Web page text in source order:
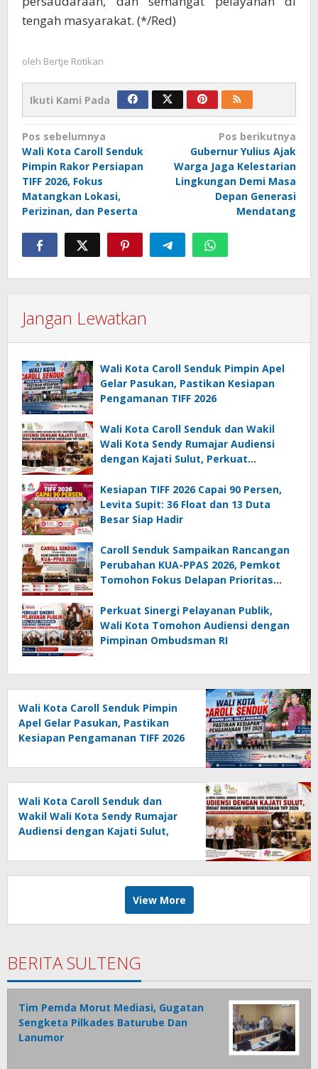
tengah masyarakat. (*/Red)
oleh Bertje Rotikan
Ikuti Kami Pada
Navigasi
pos
Pos sebelumnya
Wali Kota Caroll Senduk
Pimpin Rakor Persiapan
TIFF 2026, Fokus
Matangkan Lokasi,
Perizinan, dan Peserta
Pos berikutnya
Gubernur Yulius Ajak
Warga Jaga Kelestarian
Lingkungan Demi Masa
Depan Generasi
Mendatang
Jangan Lewatkan
Wali Kota Caroll Senduk Pimpin Apel
Gelar Pasukan, Pastikan Kesiapan
Pengamanan TIFF 2026
Wali Kota Caroll Senduk dan Wakil
Wali Kota Sendy Rumajar Audiensi
dengan Kajati Sulut, Perkuat
Kesiapan TIFF 2026 Capai 90 Persen,
Levita Supit: 36 Float dan 13 Duta
Besar Siap Hadir
Caroll Senduk Sampaikan Rancangan
Perubahan KUA-PPAS 2026, Pemkot
Tomohon Fokus Delapan Prioritas
Perkuat Sinergi Pelayanan Publik,
Wali Kota Tomohon Audiensi dengan
Pimpinan Ombudsman RI
Wali Kota Caroll Senduk Pimpin
Apel Gelar Pasukan, Pastikan
Kesiapan Pengamanan TIFF 2026
Wali Kota Caroll Senduk dan
Wakil Wali Kota Sendy Rumajar
Audiensi dengan Kajati Sulut,
Sukseskan TIFF 2026
View More
BERITA SULTENG
Tim Pemda Morut Mediasi, Gugatan
Sengketa Pilkades Baturube Dan
Lanumor